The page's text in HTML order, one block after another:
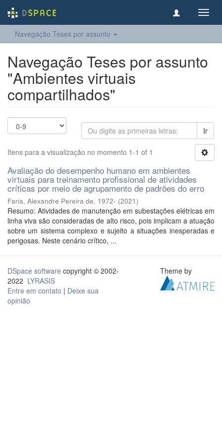
Navegação Teses por assunto
Navegação Teses por assunto
"Ambientes virtuais
compartilhados"
Ir
Itens para a visualização no momento 1-1 of 1
Avaliação do desempenho humano em ambientes
virtuais para treinamento profissional de atividades
críticas por meio de agrupamento de padrões do erro
Faria, Alexandre Pereira de, 1972- (2021)
Resumo: Atividades de manutenção em subestações elétricas em
linha viva são consideradas de alto risco, pois implicam a atuação
sobre um sistema complexo e sujeito a situações inesperadas e
perigosas. Neste cenário crítico, ...
DSpace software copyright © 2002-
2022 LYRASIS
Entre em contato | Deixe sua
opinião
Theme by